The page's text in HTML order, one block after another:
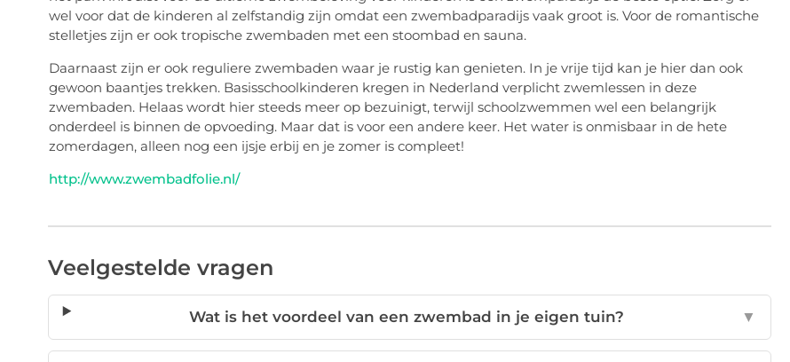
wel voor dat de kinderen al zelfstandig zijn omdat een zwembadparadijs vaak groot is. Voor de romantische
stelletjeszijn er ook tropische zwembaden met een stoombad en sauna.
Daarnaast zijn er ook reguliere zwembaden waar je rustig kan genieten. In je vrije tijd kan je hier dan ook
gewoon baantjes trekken. Basisschoolkinderen kregen in Nederland verplicht zwemlessen in deze
zwembaden. Helaas wordt hier steeds meer op bezuinigt, terwijl schoolzwemmen wel een belangrijk
onderdeel is binnen de opvoeding. Maar dat is voor een andere keer. Het water is onmisbaar in de hete
zomerdagen, alleen nog een ijsje erbij en je zomer is compleet!
http://www.zwembadfolie.nl/
Veelgestelde vragen
Wat is het voordeel van een zwembad in je eigen tuin? ▼